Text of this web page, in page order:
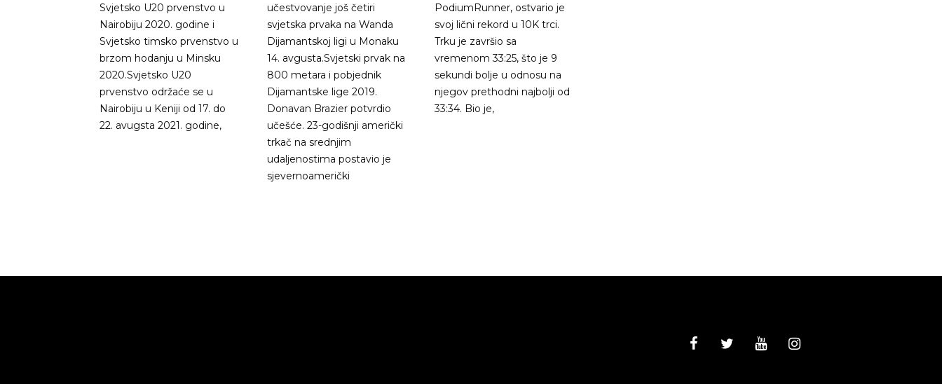
Svjetsko U20 prvenstvo u
Nairobiju 2020. godine i
Svjetsko timsko prvenstvo u
brzom hodanju u Minsku
2020.Svjetsko U20
prvenstvo održaće se u
Nairobiju u Keniji od 17. do
22. avugsta 2021. godine,
učestvovanje još četiri
svjetska prvaka na Wanda
Dijamantskoj ligi u Monaku
14. avgusta.Svjetski prvak na
800 metara i pobjednik
Dijamantske lige 2019.
Donavan Brazier potvrdio
učešće. 23-godišnji američki
trkač na srednjim
udaljenostima postavio je
sjevernoamerički
PodiumRunner, ostvario je
svoj lični rekord u 10K trci.
Trku je završio sa
vremenom 33:25, što je 9
sekundi bolje u odnosu na
njegov prethodni najbolji od
33:34. Bio je,